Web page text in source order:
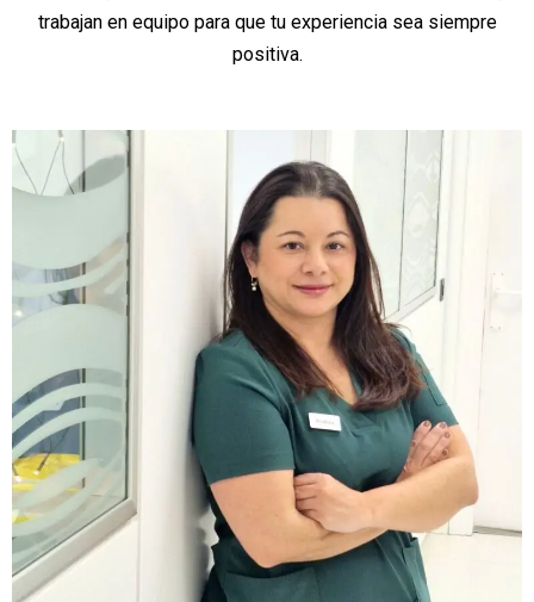
trabajan en equipo para que tu experiencia sea siempre
positiva.